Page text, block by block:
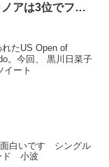
アは3位でフィ
たUS Open of
。今回、 黒川日菜子
イート
白いです シングル
ド 小波